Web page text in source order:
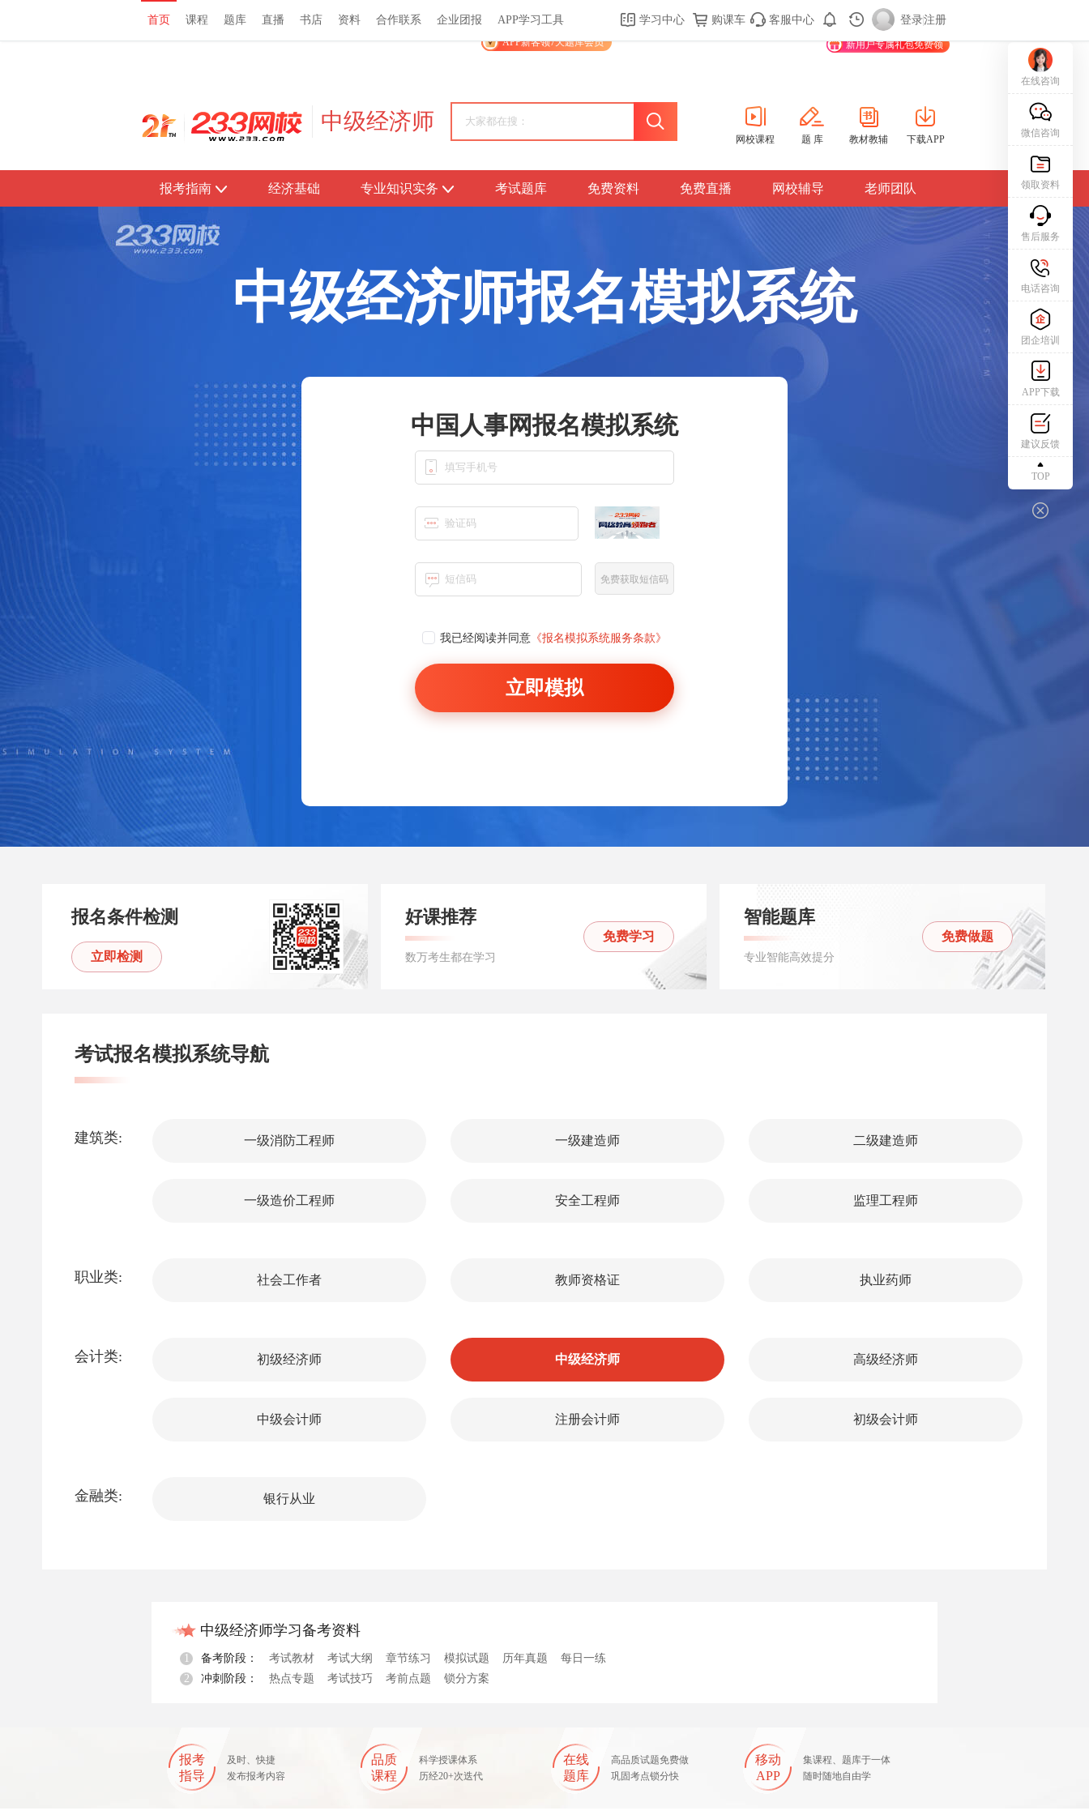
首页 课程 题库 直播 书店 资料 关于我们 帮助中心 APP学习工具
APP新客领7天题库会员
渠道合作 企业团报 购课车 登录/注册
新用户专属礼包免费领
首页 课程 题库 直播 书店 资料 合作联系 企业团报 APP学习工具 学习中心 购课车 客服中心 登录|注册
中级经济师
网校课程 题 库 教材教辅 下载APP
报考指南 经济基础 专业知识实务 考试题库 免费资料 免费直播 网校辅导 老师团队
中级经济师报名模拟系统
中国人事网报名模拟系统
免费获取短信码
我已经阅读并同意 《报名模拟系统服务条款》
立即模拟
报名条件检测
立即检测
好课推荐
数万考生都在学习
免费学习
智能题库
专业智能高效提分
免费做题
考试报名模拟系统导航
建筑类: 一级消防工程师 一级建造师 二级建造师
一级造价工程师 安全工程师 监理工程师
职业类: 社会工作者 教师资格证 执业药师
会计类: 初级经济师 中级经济师 高级经济师
中级会计师 注册会计师 初级会计师
金融类: 银行从业
中级经济师学习备考资料
1 备考阶段： 考试教材 考试大纲 章节练习 模拟试题 历年真题
每日一练
资料下载
老师指导
2 冲刺阶段： 热点专题 考试技巧 考前点题 锁分方案
报考
指导
及时、快捷
发布报考内容
品质
课程
科学授课体系
历经20+次迭代
在线
题库
高品质试题免费做
巩固考点锁分快
移动
APP
集课程、题库于一体
随时随地自由学
在线咨询
微信咨询
领取资料
售后服务
电话咨询
团企培训
APP下载
建议反馈
TOP